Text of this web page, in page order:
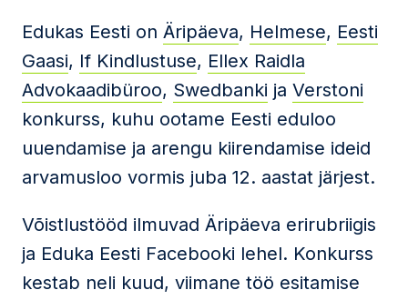
Edukas Eesti on Äripäeva, Helmese, Eesti
Gaasi, If Kindlustuse, Ellex Raidla
Advokaadibüroo, Swedbanki ja Verstoni
konkurss, kuhu ootame Eesti eduloo
uuendamise ja arengu kiirendamise ideid
arvamusloo vormis juba 12. aastat järjest.
Võistlustööd ilmuvad Äripäeva erirubriigis
ja Eduka Eesti Facebooki lehel. Konkurss
kestab neli kuud, viimane töö esitamise